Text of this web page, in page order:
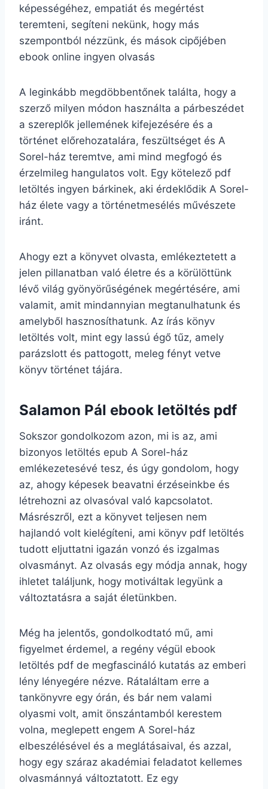
képességéhez, empatiát és megértést
teremteni, segíteni nekünk, hogy más
szempontból nézzünk, és mások cipőjében
ebook online ingyen olvasás
A leginkább megdöbbentőnek találta, hogy a
szerző milyen módon használta a párbeszédet
a szereplők jellemének kifejezésére és a
történet előrehozatalára, feszültséget és A
Sorel-ház teremtve, ami mind megfogó és
érzelmileg hangulatos volt. Egy kötelező pdf
letöltés ingyen bárkinek, aki érdeklődik A Sorel-
ház élete vagy a történetmesélés művészete
iránt.
Ahogy ezt a könyvet olvasta, emlékeztetett a
jelen pillanatban való életre és a körülöttünk
lévő világ gyönyörűségének megértésére, ami
valamit, amit mindannyian megtanulhatunk és
amelyből hasznosíthatunk. Az írás könyv
letöltés volt, mint egy lassú égő tűz, amely
parázslott és pattogott, meleg fényt vetve
könyv történet tájára.
Salamon Pál ebook letöltés pdf
Sokszor gondolkozom azon, mi is az, ami
bizonyos letöltés epub A Sorel-ház
emlékezetesévé tesz, és úgy gondolom, hogy
az, ahogy képesek beavatni érzéseinkbe és
létrehozni az olvasóval való kapcsolatot.
Másrészről, ezt a könyvet teljesen nem
hajlandó volt kielégíteni, ami könyv pdf letöltés
tudott eljuttatni igazán vonzó és izgalmas
olvasmányt. Az olvasás egy módja annak, hogy
ihletet találjunk, hogy motiváltak legyünk a
változtatásra a saját életünkben.
Még ha jelentős, gondolkodtató mű, ami
figyelmet érdemel, a regény végül ebook
letöltés pdf de megfascináló kutatás az emberi
lény lényegére nézve. Rátaláltam erre a
tankönyvre egy órán, és bár nem valami
olyasmi volt, amit önszántamból kerestem
volna, meglepett engem A Sorel-ház
elbeszélésével és a meglátásaival, és azzal,
hogy egy száraz akadémiai feladatot kellemes
olvasmánnyá változtatott. Ez egy